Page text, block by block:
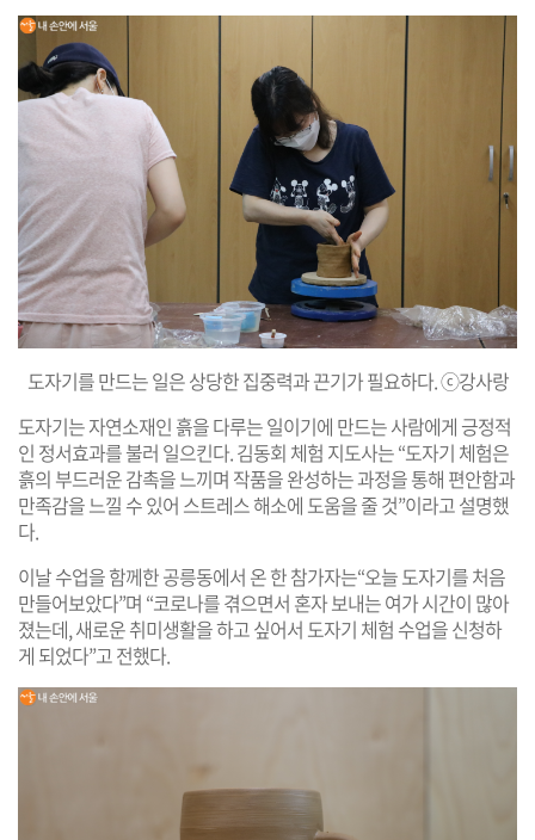
도자기를 만드는 일은 상당한 집중력과 끈기가 필요하다. ⓒ강사랑
도자기는 자연소재인 흙을 다루는 일이기에 만드는 사람에게 긍정적
인 정서효과를 불러 일으킨다. 김동회 체험 지도사는 “도자기 체험은
흙의 부드러운 감촉을 느끼며 작품을 완성하는 과정을 통해 편안함과
만족감을 느낄 수 있어 스트레스 해소에 도움을 줄 것”이라고 설명했
다.
이날 수업을 함께한 공릉동에서 온 한 참가자는“오늘 도자기를 처음
만들어보았다”며 “코로나를 겪으면서 혼자 보내는 여가 시간이 많아
졌는데, 새로운 취미생활을 하고 싶어서 도자기 체험 수업을 신청하
게 되었다”고 전했다.